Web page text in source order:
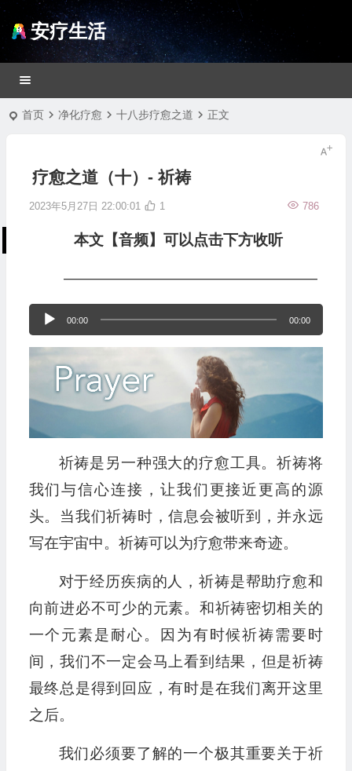
安疗生活
首页 净化疗愈 十八步疗愈之道 正文
疗愈之道（十）- 祈祷
2023年5月27日 22:00:01 786
1
本文【音频】可以点击下方收听
—————————————————
频
00:00 00:00
祈祷是另一种强大的疗愈工具。祈祷将
我们与信心连接，让我们更接近更高的源
头。当我们祈祷时，信息会被听到，并永远
写在宇宙中。祈祷可以为疗愈带来奇迹。
对于经历疾病的人，祈祷是帮助疗愈和
向前进必不可少的元素。和祈祷密切相关的
一个元素是耐心。因为有时候祈祷需要时
间，我们不一定会马上看到结果，但是祈祷
最终总是得到回应，有时是在我们离开这里
之后。
我们必须要了解的一个极其重要关于祈